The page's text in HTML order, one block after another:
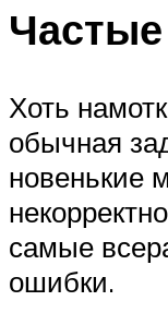
Хоть
обычная
новенькие
самые
ошибки.